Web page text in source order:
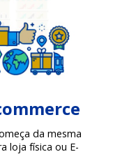
da mesma
loja física ou E-